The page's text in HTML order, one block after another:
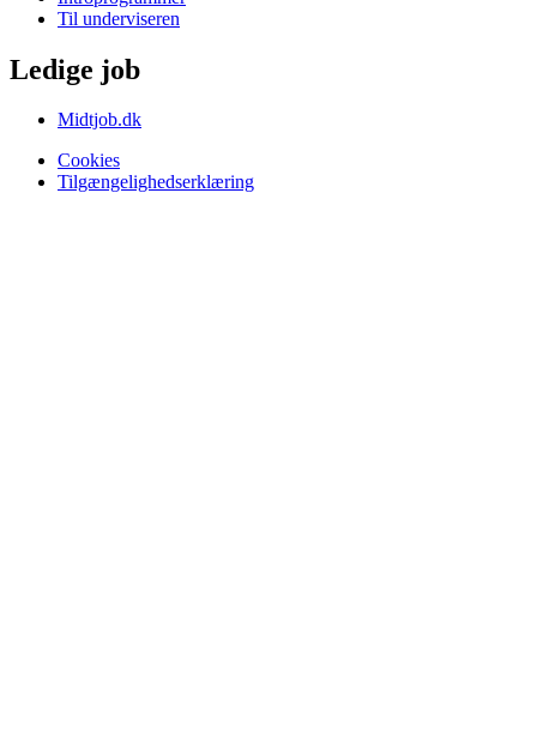
Til underviseren
Ledige job
Midtjob.dk
Cookies
Tilgængelighedserklæring